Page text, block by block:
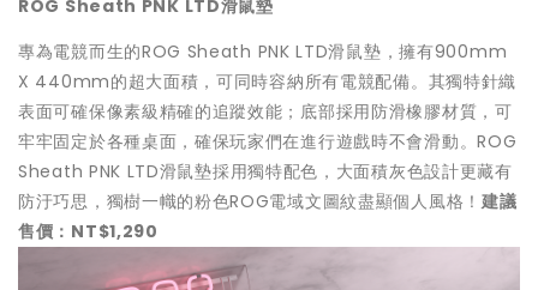
ROG Sheath PNK LTD滑鼠墊
專為電競而生的ROG Sheath PNK LTD滑鼠墊，擁有900mm
X 440mm的超大面積，可同時容納所有電競配備。其獨特針織
表面可確保像素級精確的追蹤效能；底部採用防滑橡膠材質，可
牢牢固定於各種桌面，確保玩家們在進行遊戲時不會滑動。ROG
Sheath PNK LTD滑鼠墊採用獨特配色，大面積灰色設計更藏有
防汙巧思，獨樹一幟的粉色ROG電域文圖紋盡顯個人風格！建議
售價：NT$1,290